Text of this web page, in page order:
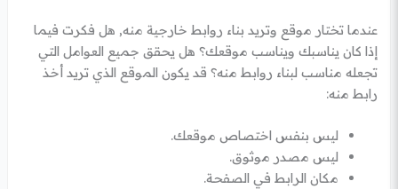
عندما تختار موقع وتريد بناء روابط خارجية منه, هل فكرت فيما
إذا كان يناسبك ويناسب موقعك؟ هل يحقق جميع العوامل التي
تجعله مناسب لبناء روابط منه؟ قد يكون الموقع الذي تريد أخذ
رابط منه:
ليس بنفس اختصاص موقعك.
ليس مصدر موثوق.
مكان الرابط في الصفحة.